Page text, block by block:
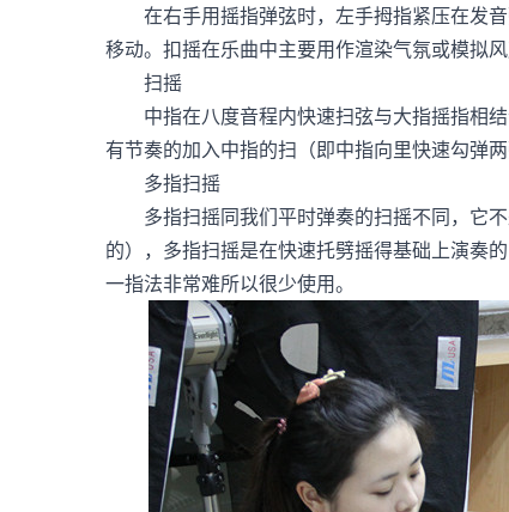
在右手用摇指弹弦时，左手拇指紧压在发音
移动。扣摇在乐曲中主要用作渲染气氛或模拟
扫摇
中指在八度音程内快速扫弦与大指摇指相结
有节奏的加入中指的扫（即中指向里快速勾弹
多指扫摇
多指扫摇同我们平时弹奏的扫摇不同，它不
的），多指扫摇是在快速托劈摇得基础上演奏
一指法非常难所以很少使用。